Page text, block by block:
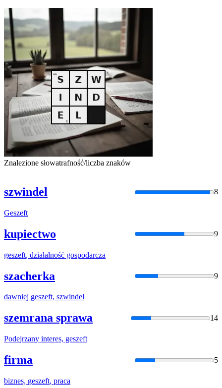
Znalezione słowatrafność/liczba znaków
szwindel 8
Geszeft
kupiectwo 9
geszeft, działalność gospodarcza
szacherka 9
dawniej geszeft, szwindel
szemrana sprawa 14
Podejrzany interes, geszeft
firma 5
biznes, geszeft, praca